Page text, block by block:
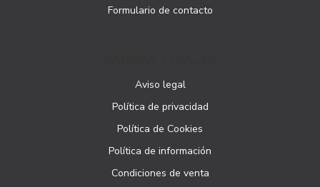
Formulario de contacto
Aviso legal
Política de privacidad
Política de Cookies
Política de información
Condiciones de venta